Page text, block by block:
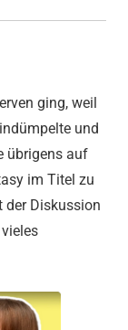
ging, weil
und
übrigens auf
im Titel zu
Diskussion